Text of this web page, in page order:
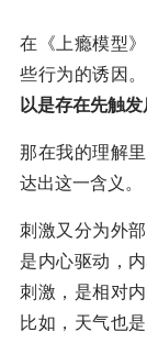
在《上瘾模型
些行为的诱因。
以是存在先触发
那在我的理解
达出这一含义。
刺激又分为外
是内心驱动，
刺激，是相对
比如，天气也